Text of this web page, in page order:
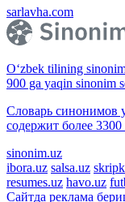
sarlavha.com
O‘zbek tilining
900 ga yaqin sinonim
Словарь синонимов
содержит более
sinonim.uz
ibora.uz salsa.uz
resumes.uz havo.uz
Сайтда реклама